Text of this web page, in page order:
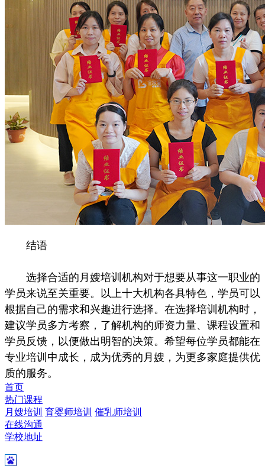
结语
选择合适的月嫂培训机构对于想要从事这一职业的
学员来说至关重要。以上十大机构各具特色，学员可以
根据自己的需求和兴趣进行选择。在选择培训机构时，
建议学员多方考察，了解机构的师资力量、课程设置和
学员反馈，以便做出明智的决策。希望每位学员都能在
专业培训中成长，成为优秀的月嫂，为更多家庭提供优
质的服务。
首页
热门课程
月嫂培训 育婴师培训 催乳师培训
在线沟通
学校地址